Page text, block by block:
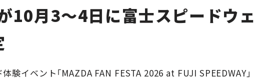
10月3〜4日に富士スピードウェ
験イベント「MAZDA FAN FESTA 2026 at FUJI SPEEDWAY」
Special